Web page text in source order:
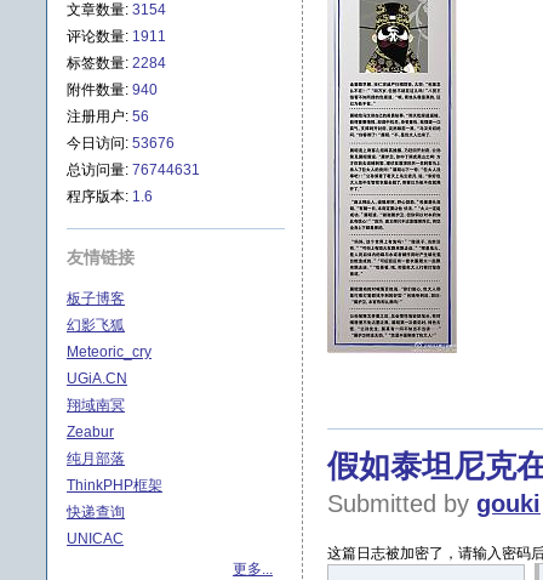
假如泰坦尼克
Submitted by gouki
这篇日志被加密了，请输入密码
文章数量: 3154
评论数量: 1911
标签数量: 2284
附件数量: 940
注册用户: 56
今日访问: 53676
总访问量: 76744631
程序版本: 1.6
友情链接
板子博客
幻影飞狐
Meteoric_cry
UGiA.CN
翔域南冥
Zeabur
纯月部落
ThinkPHP框架
快递查询
UNICAC
更多...